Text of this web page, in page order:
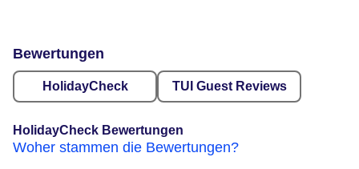
Bewertungen
HolidayCheck TUI Guest Reviews
HolidayCheck Bewertungen
Woher stammen die Bewertungen?